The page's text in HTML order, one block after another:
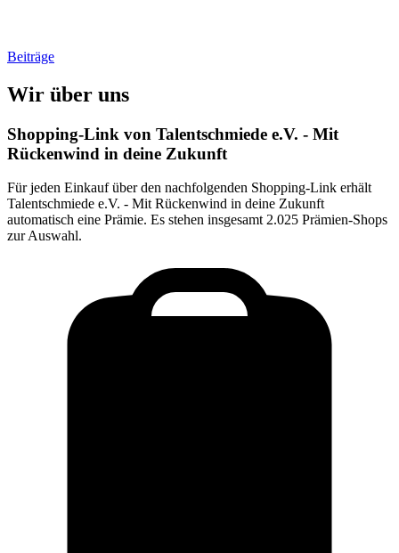
Beiträge
Wir über uns
Shopping-Link von Talentschmiede e.V. - Mit
Rückenwind in deine Zukunft
Für jeden Einkauf über den nachfolgenden Shopping-Link erhält
Talentschmiede e.V. - Mit Rückenwind in deine Zukunft
automatisch eine Prämie. Es stehen insgesamt 2.025 Prämien-Shops
zur Auswahl.